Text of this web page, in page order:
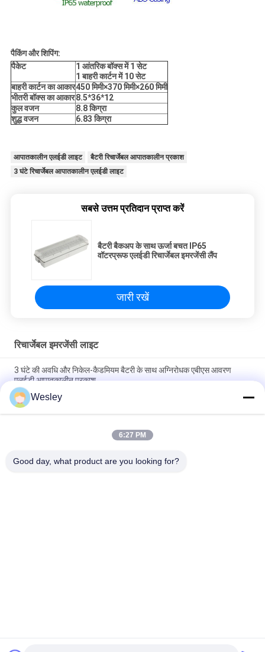
पैकिंग और शिपिंग:
पैकेट
1 आंतरिक बॉक्स में 1 सेट
1 बाहरी कार्टन में 10 सेट
बाहरी कार्टन का आकार450 मिमी×370 मिमी×260 मिमी
भीतरी बॉक्स का आकार8.5*36*12
कुल वजन
8.8 किग्रा
शुद्ध वजन
6.83 किग्रा
आपातकालीन एलईडी लाइट
बैटरी रिचार्जेबल आपातकालीन प्रकाश
3 घंटे रिचार्जेबल आपातकालीन एलईडी लाइट
सबसे उत्तम प्रतिदान प्राप्त करें
बैटरी बैकअप के साथ ऊर्जा बचत IP65
वॉटरप्रूफ एलईडी रिचार्जेबल इमरजेंसी लैंप
जारी रखें
रिचार्जेबल इमरजेंसी लाइट
3 घंटे की अवधि और निकेल-कैडमियम बैटरी के साथ अग्निरोधक एबीएस आवरण
एलईडी आपातकालीन प्रकाश
अग्निरोधक एबीएस आवरण, निकेल-कैडमियम बैटरी और 3 घंटे की अवधि के साथ
रिचार्जेबल आपातकालीन प्रकाश
एलईडी रिचार्जेबल आपातकालीन प्रकाश के साथ अग्नि-प्रतिरोधी एबीएस आवरण और
Wesley
6:27 PM
Good day, what product are you looking for?